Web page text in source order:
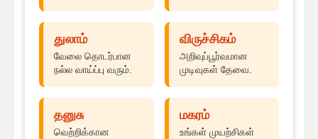
துலாம்
வேலை தொடர்பான
நல்ல வாய்ப்பு வரும்.
விருச்சிகம்
அறிவுப்பூர்வமான
முடிவுகள் தேவை.
தனுசு
வெற்றிக்கான
மகரம்
உங்கள் முயற்சிகள்